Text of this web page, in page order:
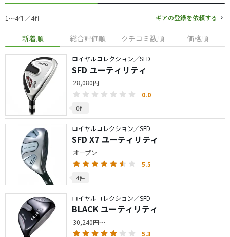
1〜4件／4件 ギアの登録を依頼する
新着順 総合評価順 クチコミ数順 価格順
ロイヤルコレクション／SFD
SFD ユーティリティ
28,080円
0.0
0件
ロイヤルコレクション／SFD
SFD X7 ユーティリティ
オープン
5.5
4件
ロイヤルコレクション／SFD
BLACK ユーティリティ
30,240円～
5.3